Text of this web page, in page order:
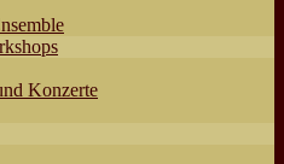
Konzerte